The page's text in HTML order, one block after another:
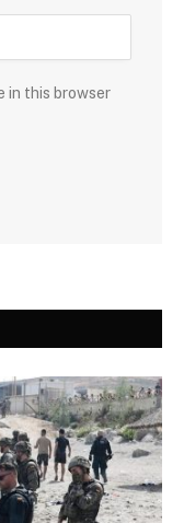
in this browser